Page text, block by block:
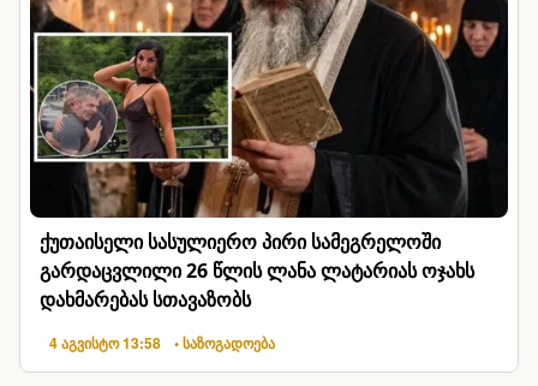
ქუთაისელი სასულიერო პირი სამეგრელოში
გარდაცვლილი 26 წლის ლანა ლატარიას ოჯახს
დახმარებას სთავაზობს
4 აგვისტო 13:58 • საზოგადოება